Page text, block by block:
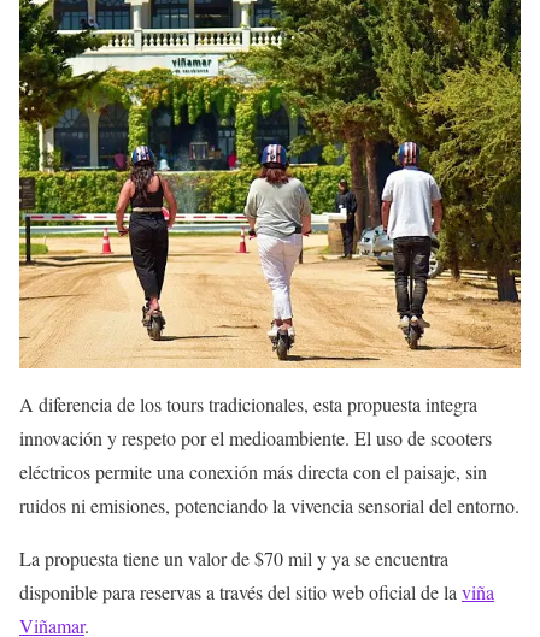
A diferencia de los tours tradicionales, esta propuesta integra
innovación y respeto por el medioambiente. El uso de scooters
eléctricos permite una conexión más directa con el paisaje, sin
ruidos ni emisiones, potenciando la vivencia sensorial del entorno.
La propuesta tiene un valor de $70 mil y ya se encuentra
disponible para reservas a través del sitio web oficial de laviña
Viñamar.